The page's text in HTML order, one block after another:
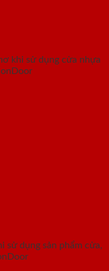
khi sử dụng cửa nhựa
sử dụng sản phẩm cửa,